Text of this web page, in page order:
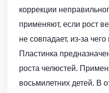
коррекции
применяют, если рост
не совпадает, из-за
Пластинка
роста челюстей.
восьмилетних детей. В